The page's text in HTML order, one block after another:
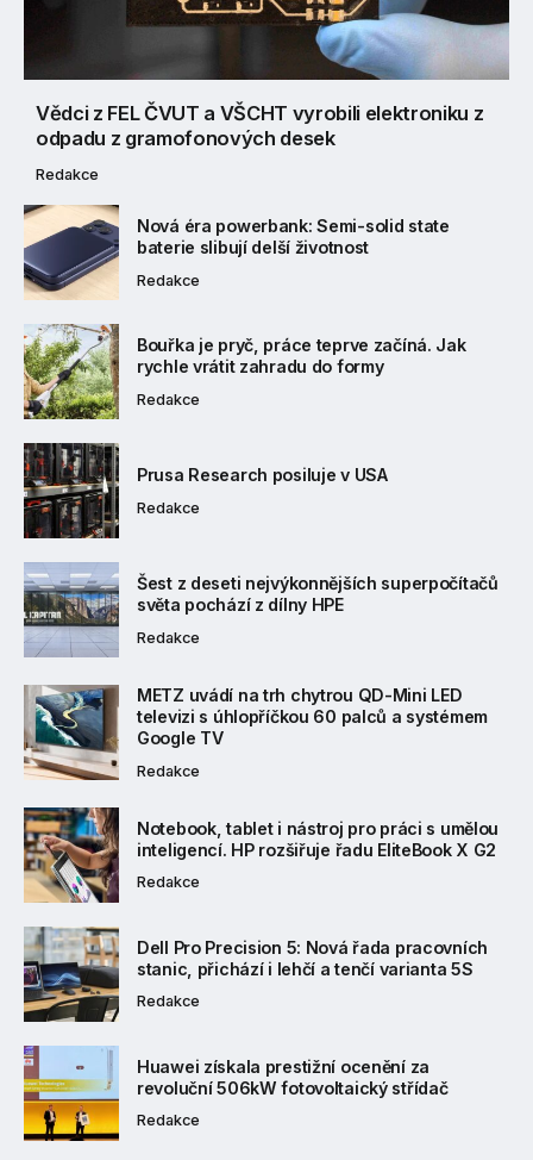
Vědci z FEL ČVUT a VŠCHT vyrobili elektroniku z
odpadu z gramofonových desek
Redakce
Nová éra powerbank: Semi-solid state
baterie slibují delší životnost
Redakce
Bouřka je pryč, práce teprve začíná. Jak
rychle vrátit zahradu do formy
Redakce
Prusa Research posiluje v USA
Redakce
Šest z deseti nejvýkonnějších superpočítačů
světa pochází z dílny HPE
Redakce
METZ uvádí na trh chytrou QD-Mini LED
televizi s úhlopříčkou 60 palců a systémem
Google TV
Redakce
Notebook, tablet i nástroj pro práci s umělou
inteligencí. HP rozšiřuje řadu EliteBook X G2
Redakce
Dell Pro Precision 5: Nová řada pracovních
stanic, přichází i lehčí a tenčí varianta 5S
Redakce
Huawei získala prestižní ocenění za
revoluční 506kW fotovoltaický střídač
Redakce